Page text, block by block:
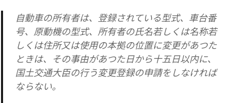
自動車の所有者は、登録されている型式、車台番
号、原動機の型式、所有者の氏名若しくは名称若
しくは住所又は使用の本拠の位置に変更があつた
ときは、その事由があつた日から十五日以内に、
国土交通大臣の行う変更登録の申請をしなければ
ならない。